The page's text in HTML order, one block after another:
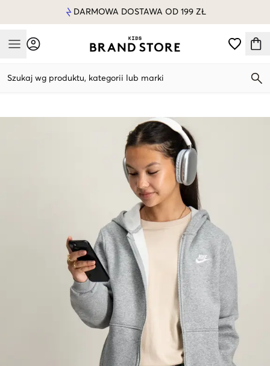
DARMOWA DOSTAWA OD 199 ZŁ
Mobile Menu
Szukaj wg produktu, kategorii lub marki